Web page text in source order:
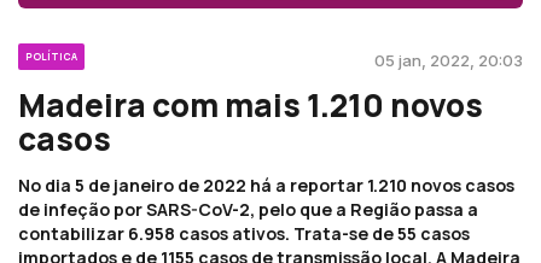
POLÍTICA 05 jan, 2022, 20:03
Madeira com mais 1.210 novos
casos
No dia 5 de janeiro de 2022 há a reportar 1.210 novos casos
de infeção por SARS-CoV-2, pelo que a Região passa a
contabilizar 6.958 casos ativos. Trata-se de 55 casos
importados e de 1155 casos de transmissão local. A Madeira